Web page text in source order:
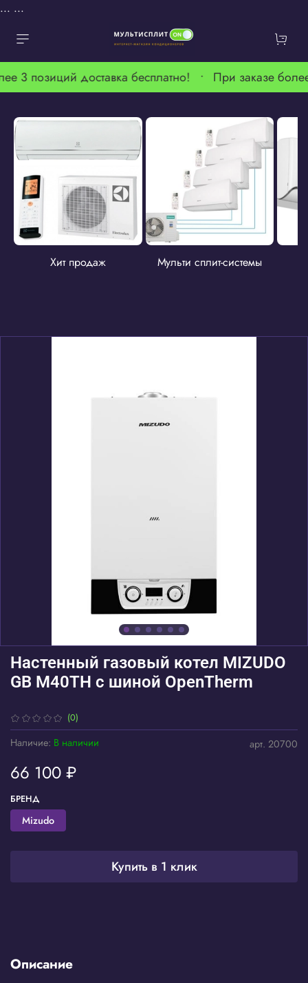
... ...
3 позиций доставка бесплатно! • При заказе
Хит продаж Мульти сплит-системы
(0)
арт. 20700
Наличие: В наличии
Настенный газовый котел MIZUDO
GB M40ТH c шиной OpenTherm
66 100 ₽
Купить в 1 клик
БРЕНД
Mizudo
Описание